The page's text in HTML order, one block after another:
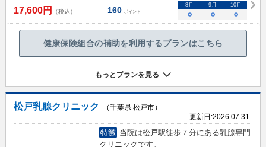
17,600円 （税込） 160 ポイント
8月 9月 10月
○ ○ ○
健康保険組合の補助を利用するプランはこちら
もっとプランを見る
松戸乳腺クリニック
（千葉県 松戸市）
更新日:2026.07.31
特徴 当院は松戸駅徒歩７分にある乳腺専門
クリニックです。